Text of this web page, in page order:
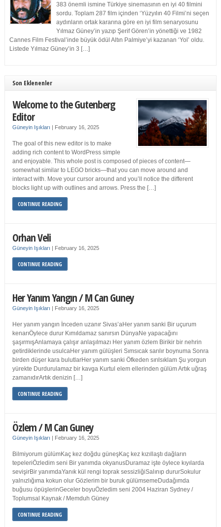
383 önemli ismine Türkiye sinemasının en iyi 40 filmini
sordu. Toplam 287 film içinden ‘Yüzyılın 40 Filmi’ni seçen
aydınların ortak kararına göre en iyi film senaryosunu
Yılmaz Güney’in yazıp Şerif Gören’in yönettiği ve 1982
Cannes Film Festival’inde büyük ödül Altın Palmiye’yi kazanan ‘Yol’ oldu.
Listede Yılmaz Güney’in 3 […]
Son Eklenenler
Welcome to the Gutenberg
Editor
Güneyin Işıkları | February 16, 2025
The goal of this new editor is to make
adding rich content to WordPress simple
and enjoyable. This whole post is composed of pieces of content—
somewhat similar to LEGO bricks—that you can move around and
interact with. Move your cursor around and you’ll notice the different
blocks light up with outlines and arrows. Press the […]
CONTINUE READING
Orhan Veli
Güneyin Işıkları | February 16, 2025
CONTINUE READING
Her Yanım Yangın / M Can Guney
Güneyin Işıkları | February 16, 2025
Her yanım yangın İnceden uzanır Sivas’aHer yanım sanki Bir uçurum
kenarıÖylece durur Kımıldamaz sanırsın DünyaNe yapacağını
şaşırmışAnlamaya çalışır anlaşılmazı Her yanım özlem Birikir bir nehrin
getirdiklerinde usulcaHer yanım gülüşleri Sımsıcak sarılır boynuma Sonra
birden düşer kara bulutlarHer yanım sanki Öfkeden sırılsıklam Şu yorgun
yürekte Durdurulamaz bir kavga Kurtul elem ellerinden gülüm Artık uğraş
zamanıdırArtık denizin […]
CONTINUE READING
Özlem / M Can Guney
Güneyin Işıkları | February 16, 2025
Bilmiyorum gülümKaç kez doğdu güneşKaç kez kızıllaştı dağların
tepeleriÖzledim seni Bir yanımda okyanusDuramaz işte öylece kıyılarda
sevişirBir yanımdaYanık kül rengi toprak sessizliğiSalınıp dururSokulur
yalnızlığıma kokun olur Gözlerim bir buruk gülümsemeDudağımda
buğusu öpüşlerinGeceler boyuÖzledim seni 2004 Haziran Sydney /
Toplumsal Kaynak / Memduh Güney
CONTINUE READING